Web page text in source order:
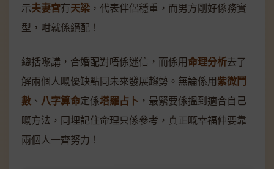
示夫妻宮有天梁 ，代表伴侶穩重，而男方剛好係務實
型，咁就係絕配！
總括嚟講，合婚配對唔係迷信，而係用命理分析去了
解兩個人嘅優缺點同未來發展趨勢。無論係用紫微鬥
數 、 八字算命定係塔羅占卜 ，最緊要係搵到適合自己
嘅方法，同埋記住命理只係參考，真正嘅幸福仲要靠
兩個人一齊努力！